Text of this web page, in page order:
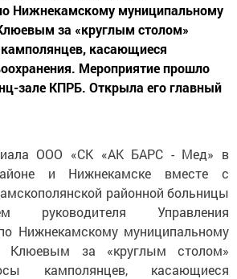
Нижнекамскому муниципальному
за «круглым столом»
касающиеся
Мероприятие прошло
зале КПРБ. Открыла его главный
ООО «СК «АК БАРС - Мед» в
и Нижнекамске вместе с
районной больницы
руководителя Управления
Нижнекамскому муниципальному
Клюевым за «круглым столом»
камполянцев, касающиеся